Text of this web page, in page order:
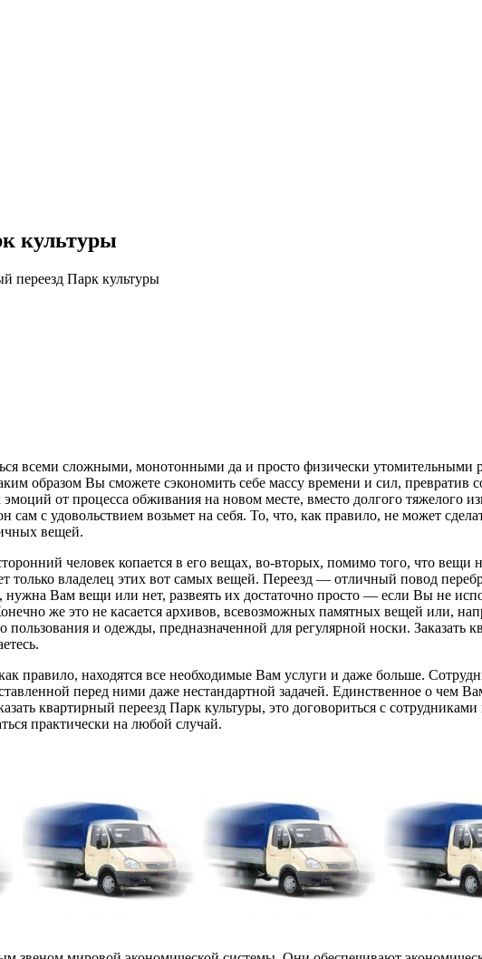
культуры
переезд Парк культуры
всеми сложными, монотонными да и просто физически утомительными
образом Вы сможете сэкономить себе массу времени и сил, превратив
от процесса обживания на новом месте, вместо долгого тяжелого
сам с удовольствием возьмет на себя. То, что, как правило, не может
вещей.
человек копается в его вещах, во-вторых, помимо того, что вещи
владелец этих вот самых вещей. Переезд — отличный повод
Вам вещи или нет, развеять их достаточно просто — если Вы не
же это не касается архивов, всевозможных памятных вещей или,
и одежды, предназначенной для регулярной носки. Заказать
правило, находятся все необходимые Вам услуги и даже больше.
перед ними даже нестандартной задачей. Единственное о чем
квартирный переезд Парк культуры, это договориться с
практически на любой случай.